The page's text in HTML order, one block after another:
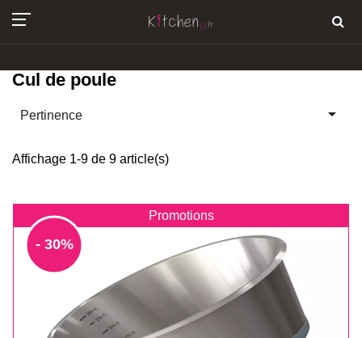
Cul de poule
Pertinence 
Affichage 1-9 de 9 article(s)
Promotions
- 30%